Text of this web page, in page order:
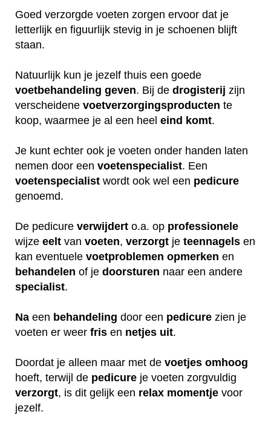
Goed verzorgde voeten zorgen ervoor dat je
letterlijk en figuurlijk stevig in je schoenen blijft
staan.
Natuurlijk kun je jezelf thuis een goede
voetbehandeling geven. Bij de drogisterij zijn
verscheidene voetverzorgingsproducten te
koop, waarmee je al een heel eind komt.
Je kunt echter ook je voeten onder handen laten
nemen door een voetenspecialist. Een
voetenspecialist wordt ook wel een pedicure
genoemd.
De pedicure verwijdert o.a. op professionele
wijze eelt van voeten, verzorgt je teennagels en
kan eventuele voetproblemen opmerken en
behandelen of je doorsturen naar een andere
specialist.
Na een behandeling door een pedicure zien je
voeten er weer fris en netjes uit.
Doordat je alleen maar met de voetjes omhoog
hoeft, terwijl de pedicure je voeten zorgvuldig
verzorgt, is dit gelijk een relax momentje voor
jezelf.